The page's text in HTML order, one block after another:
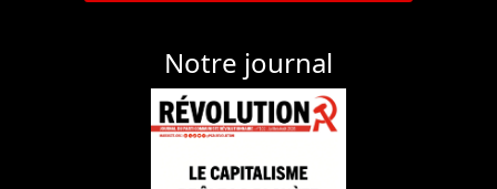
Notre journal